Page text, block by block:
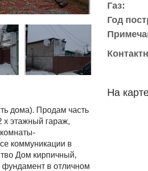
Газ:
Год
дома). Продам часть
х этажный гараж,
коммуникации в
Дом кирпичный,
в отличном
На